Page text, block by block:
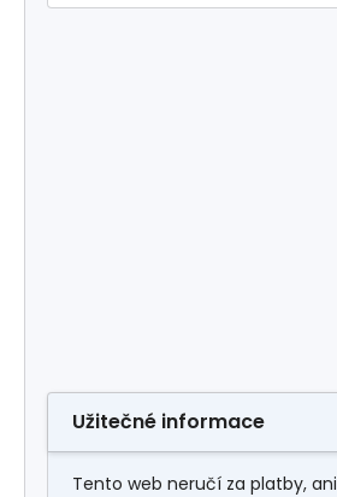
Užitečné informace
Tento web neručí za platby, ani